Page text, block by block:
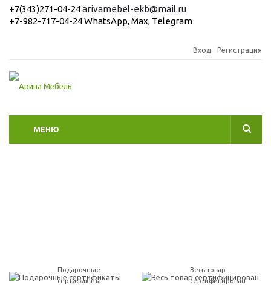
+7(343)271-04-24arivamebel-ekb@mail.ru
+7-982-717-04-24 WhatsApp, Max, Telegram
Вход Регистрация
МЕНЮ
Подарочные
сертификаты
Весь товар
сертифицирован